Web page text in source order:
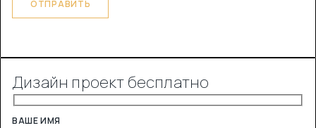
Дизайн проект бесплатно
ВАШЕ ИМЯ